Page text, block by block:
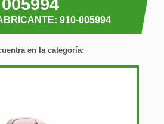
910-005994
en la categoría: